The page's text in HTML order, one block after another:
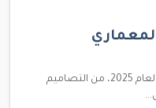
اكتشف أبرز اتجاهات التصميم المعماري لعام 2025، من التصاميم